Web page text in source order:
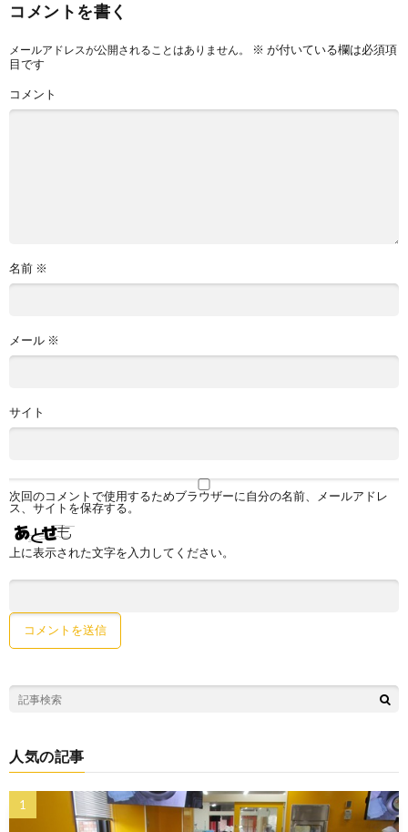
コメントを書く
メールアドレスが公開されることはありません。 ※ が付いている欄は必須項
目です
コメント
名前 ※
メール ※
サイト
次回のコメントで使用するためブラウザーに自分の名前、メールアドレ
ス、サイトを保存する。
上に表示された文字を入力してください。
人気の記事